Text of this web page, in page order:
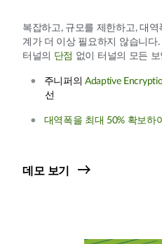
복잡하고, 규모를 제한하고, 대
계가 더 이상 필요하지 않습니다.
터널의 단점 없이 터널의 모든
주니퍼의 Adaptive
선
대역폭을 최대 50% 확보하
데모 보기